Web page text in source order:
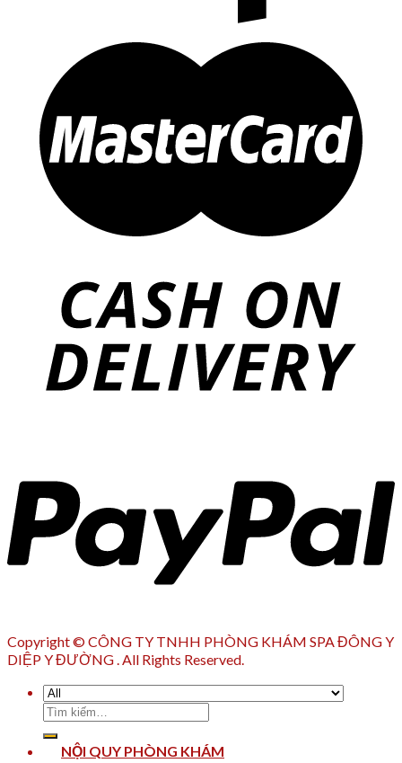
Copyright © CÔNG TY TNHH PHÒNG KHÁM SPA ĐÔNG Y
DIỆP Y ĐƯỜNG . All Rights Reserved.
Tìm
kiếm:
NỘI QUY PHÒNG KHÁM